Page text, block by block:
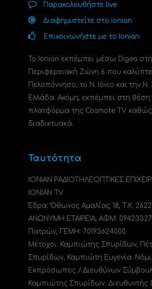
Παρακολουθήστε live
Διαφημιστείτε στο Ionian
Επικοινωνήστε με το Ionian
Το Ionian εκπέμπει μέσω Digea
Περιφερειακή Ζώνη 6 που
Πελοπόννησο, το N. Ιόνιο και την
Ελλάδα. Ακόμη, εκπέμπει στη θέση
πλατφόρμα της Cosmote TV καθώς
διαδικτυακά.
Ταυτότητα
ΙΟΝΙΑΝ ΡΑΔΙΟΤΗΛΕΟΠΤΙΚΕΣ
IONIAN TV
Έδρα: Όθωνος Αμαλίας 18, Τ.Κ.
ΑΝΩΝΥΜΗ ΕΤΑΙΡΕΙΑ, ΑΦΜ:
Πατρών, ΓΕΜΗ: 70193624000.
Μέτοχοι: Καμπιώτης Σπυρίδων,
Σπυρίδων, Καμπιώτη Ευγενία.
Εκπρόσωπος / Διευθύνων
Καμπιώτης Σπυρίδων. Διευθυντής